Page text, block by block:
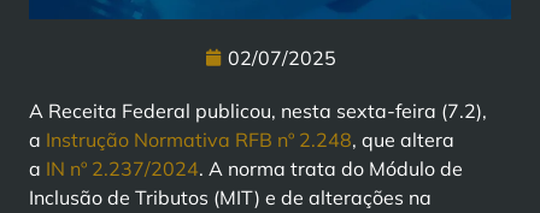
02/07/2025
A Receita Federal publicou, nesta sexta-feira (7.2),
a Instrução Normativa RFB nº 2.248, que altera
a IN nº 2.237/2024. A norma trata do Módulo de
Inclusão de Tributos (MIT) e de alterações na